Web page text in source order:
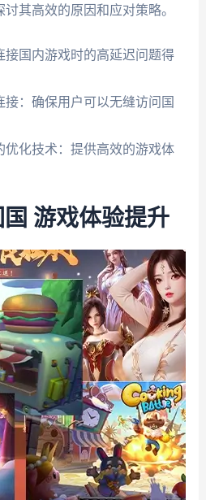
其高效的原因和应对策略。
接国内游戏时的高延迟问题得
接：确保用户可以无缝访问国
优化技术：提供高效的游戏体
游戏体验提升